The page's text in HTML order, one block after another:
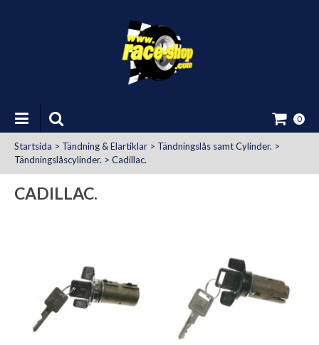
0
Startsida > Tändning & Elartiklar > Tändningslås samt Cylinder. >
Tändningslåscylinder. > Cadillac.
CADILLAC.